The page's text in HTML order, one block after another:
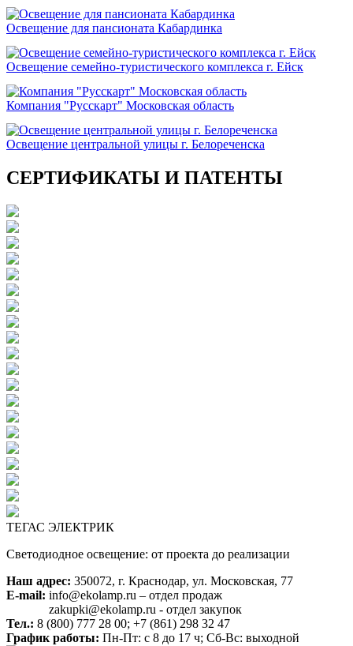
Освещение для пансионата Кабардинка
Освещение семейно-туристического комплекса г. Ейск
Компания "Русскарт" Московская область
Освещение центральной улицы г. Белореченска
СЕРТИФИКАТЫ И ПАТЕНТЫ
ТЕГАС ЭЛЕКТРИК
Светодиодное освещение: от проекта до реализации
Наш адрес: 350072, г. Краснодар, ул. Московская, 77
E-mail: info@ekolamp.ru – отдел продаж
zakupki@ekolamp.ru - отдел закупок
Тел.: 8 (800) 777 28 00; +7 (861) 298 32 47
График работы: Пн-Пт: с 8 до 17 ч; Сб-Вс: выходной